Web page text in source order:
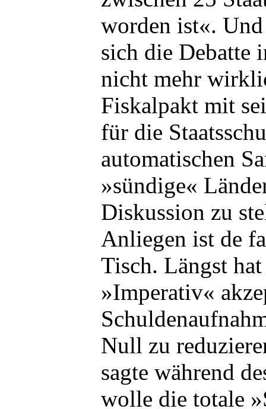
worden ist«.
sich die Debatte
nicht mehr
Fiskalpakt mit
für die
automatischen
»sündige«
Diskussion zu
Anliegen ist de
Tisch. Längst
»Imperativ«
Null zu
sagte während
wolle die totale